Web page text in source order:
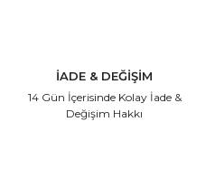
İADE & DEĞİŞİM
14 Gün İçerisinde Kolay İade &
Değişim Hakkı